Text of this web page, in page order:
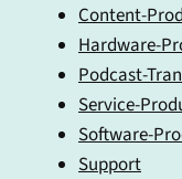
Content-
Hardware-
Podcast-
Service-
Software-
Support